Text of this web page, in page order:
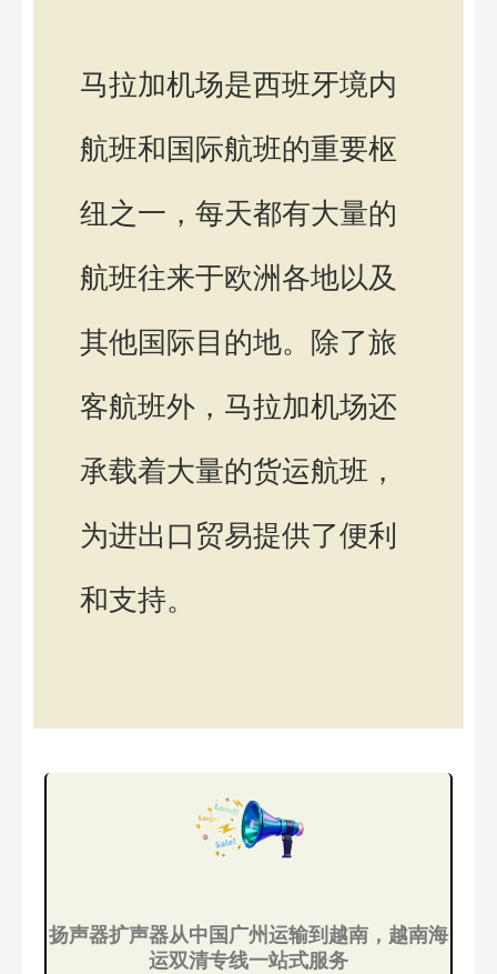
马拉加机场是西班牙境内
航班和国际航班的重要枢
纽之一，每天都有大量的
航班往来于欧洲各地以及
其他国际目的地。除了旅
客航班外，马拉加机场还
承载着大量的货运航班，
为进出口贸易提供了便利
和支持。
扬声器扩声器从中国广州运输到越南，越南海
运双清专线一站式服务